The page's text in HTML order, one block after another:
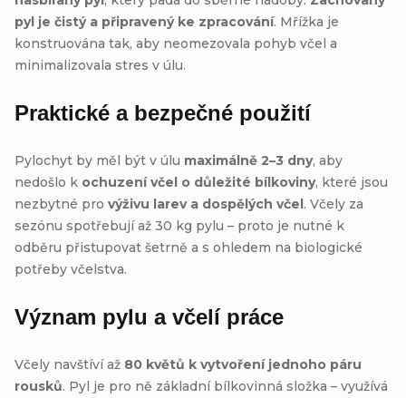
pyl je čistý a připravený ke zpracování. Mřížka je
konstruována tak, aby neomezovala pohyb včel a
minimalizovala stres v úlu.
Praktické a bezpečné použití
Pylochyt by měl být v úlu maximálně 2–3 dny, aby
nedošlo k ochuzení včel o důležité bílkoviny, které jsou
nezbytné pro výživu larev a dospělých včel. Včely za
sezónu spotřebují až 30 kg pylu – proto je nutné k
odběru přistupovat šetrně a s ohledem na biologické
potřeby včelstva.
Význam pylu a včelí práce
Včely navštíví až 80 květů k vytvoření jednoho páru
rousků. Pyl je pro ně základní bílkovinná složka – využívá